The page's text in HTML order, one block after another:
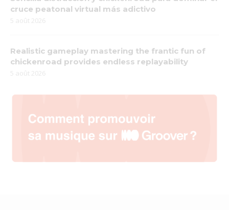
cruce peatonal virtual más adictivo
5 août 2026
Realistic gameplay mastering the frantic fun of
chickenroad provides endless replayability
5 août 2026